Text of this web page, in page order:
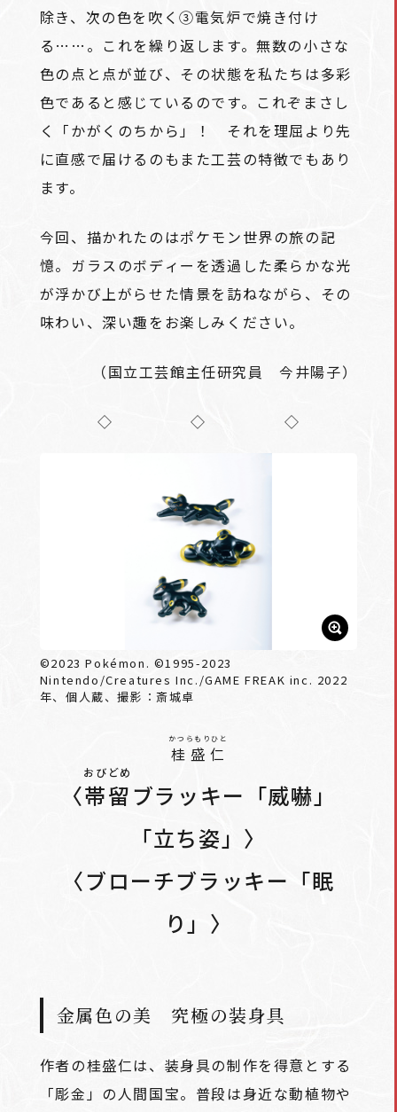
除き、次の色を吹く③電気炉で焼き付け
る……。これを繰り返します。無数の小さな
色の点と点が並び、その状態を私たちは多彩
色であると感じているのです。これぞまさし
く「かがくのちから」！ それを理屈より先
に直感で届けるのもまた工芸の特徴でもあり
ます。
今回、描かれたのはポケモン世界の旅の記
憶。ガラスのボディーを透過した柔らかな光
が浮かび上がらせた情景を訪ねながら、その
味わい、深い趣をお楽しみください。
（国立工芸館主任研究員 今井陽子）
◇ ◇ ◇
©2023 Pokémon. ©1995-2023
Nintendo/Creatures Inc./GAME FREAK inc. 2022
年、個人蔵、撮影：斎城卓
桂盛仁
かつらもりひと
〈帯留
おびどめ
ブラッキー「威嚇」
「立ち姿」〉
〈ブローチブラッキー「眠
り」〉
金属色の美 究極の装身具
作者の桂盛仁は、装身具の制作を得意とする
「彫金」の人間国宝。普段は身近な動植物や